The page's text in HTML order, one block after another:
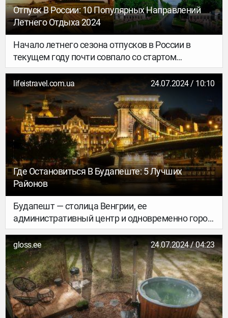
самые знаменитые пляжи Бразилии, их
особенности и атмосферу.
Отпуск В России: 10 Популярных Направлений
Летнего Отдыха 2024
Начало летнего сезона отпусков в России в
текущем году почти совпало со стартом
Чемпионата мира по футболу, оказавшего
достаточно сильное влияние как на отпускные
планы россиян, так и на цены в отелях,
ресторанах и во всей туристической
инфраструктуре. Но Чемпионат уже завершился,
а лето продолжается...
lifeistravel.com.ua 24.07.2024 / 10:10
Где Остановиться В Будапеште: 5 Лучших
Районов
Будапешт — столица Венгрии, ее
административный центр и одновременно город-
курорт, один из красивейших городов Европы.
Чтобы увидеть все и отдохнуть в местных
купальнях нужно минимум 3 дня.
gloss.ee 24.07.2024 / 04:23